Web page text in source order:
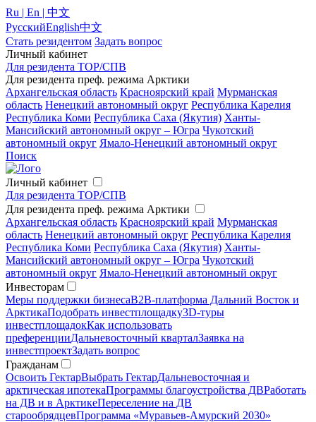
Ru | En | 中文
РусскийEnglish中文
Стать резидентом Задать вопрос
Личный кабинет
Для резидента ТОР/СПВ
Для резидента преф. режима Арктики
Архангельская область Красноярский край Мурманская
область Ненецкий автономный округ Республика Карелия
Республика Коми Республика Саха (Якутия) Ханты-
Мансийский автономный округ – Югра Чукотский
автономный округ Ямало-Ненецкий автономный округ
Поиск
Личный кабинет
Для резидента ТОР/СПВ
Для резидента преф. режима Арктики
Архангельская область Красноярский край Мурманская
область Ненецкий автономный округ Республика Карелия
Республика Коми Республика Саха (Якутия) Ханты-
Мансийский автономный округ – Югра Чукотский
автономный округ Ямало-Ненецкий автономный округ
Инвесторам
Меры поддержки бизнесаB2B-платформа Дальний Восток и
АрктикаПодобрать инвестплощадку3D-туры
инвестплощадокКак использовать
преференцииДальневосточный кварталЗаявка на
инвестпроектЗадать вопрос
Гражданам
Освоить ГектарВыбрать ГектарДальневосточная и
арктическая ипотекаПрограммы благоустройства ДВРаботать
на ДВ и в АрктикеПереселение на ДВ
старообрядцевПрограмма «Муравьев-Амурский 2030»